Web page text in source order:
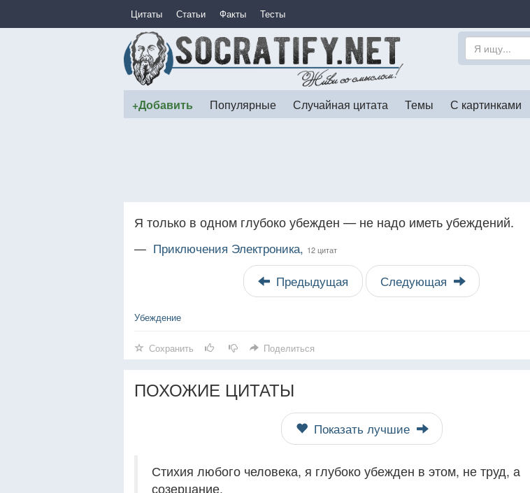
Цитаты Статьи Факты Тесты
+Добавить Популярные Случайная цитата Темы С картинками
Я только в одном глубоко убежден — не надо иметь убеждений.
— Приключения Электроника, 12 цитат
Предыдущая Следующая
Убеждение
Сохранить Поделиться
ПОХОЖИЕ ЦИТАТЫ
Показать лучшие
Стихия любого человека, я глубоко убежден в этом, не труд, а
созерцание.